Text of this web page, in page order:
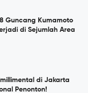
Guncang Kumamoto
di Sejumlah Area
di Jakarta
Penonton!